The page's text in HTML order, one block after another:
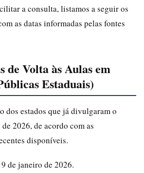
a consulta, listamos a seguir os
as datas informadas pelas fontes
de Volta às Aulas em
Estaduais)
dos estados que já divulgaram o
2026, de acordo com as
disponíveis.
de janeiro de 2026.